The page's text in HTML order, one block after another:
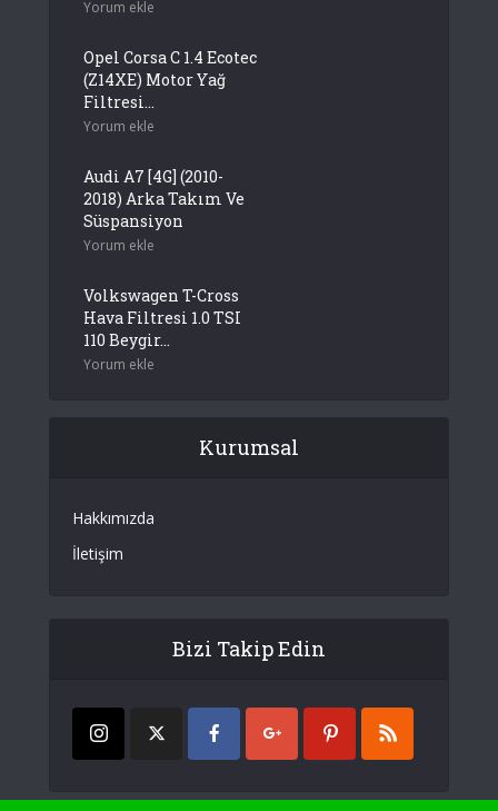
Yorum ekle
Opel Corsa C 1.4 Ecotec
(Z14XE) Motor Yağ
Filtresi...
Yorum ekle
Audi A7 [4G] (2010-
2018) Arka Takım Ve
Süspansiyon
Yorum ekle
Volkswagen T-Cross
Hava Filtresi 1.0 TSI
110 Beygir...
Yorum ekle
Kurumsal
Hakkımızda
İletişim
Bizi Takip Edin